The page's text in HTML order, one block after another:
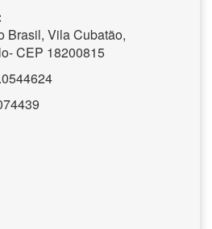
Brasil, Vila Cubatão,
CEP 18200815